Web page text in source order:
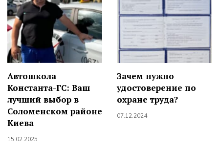
Автошкола
Константа-ГС: Ваш
лучший выбор в
Соломенском районе
Киева
15.02.2025
Зачем нужно
удостоверение по
охране труда?
07.12.2024